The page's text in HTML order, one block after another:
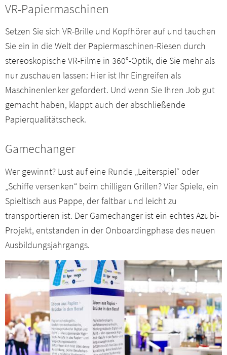
VR-Papiermaschinen
Setzen Sie sich VR-Brille und Kopfhörer auf und tauchen
Sie ein in die Welt der Papiermaschinen-Riesen durch
stereoskopische VR-Filme in 360°-Optik, die Sie mehr als
nur zuschauen lassen: Hier ist Ihr Eingreifen als
Maschinenlenker gefordert. Und wenn Sie Ihren Job gut
gemacht haben, klappt auch der abschließende
Papierqualitätscheck.
Gamechanger
Wer gewinnt? Lust auf eine Runde „Leiterspiel“ oder
„Schiffe versenken“ beim chilligen Grillen? Vier Spiele, ein
Spieltisch aus Pappe, der faltbar und leicht zu
transportieren ist. Der Gamechanger ist ein echtes Azubi-
Projekt, entstanden in der Onboardingphase des neuen
Ausbildungsjahrgangs.